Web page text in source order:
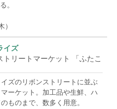
。
）
イズ
トリートマーケット 「ふたこ
ズのリボンストリートに並ぶ
ーケット。加工品や生鮮、ハ
ものまで、数多く用意。